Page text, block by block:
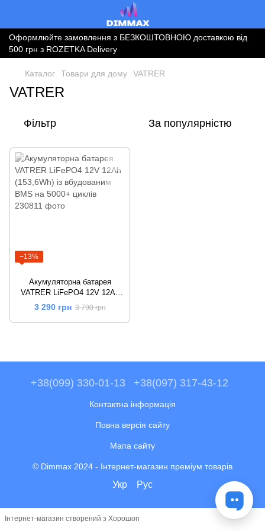
Оформлюйте замовлення з БЕЗКОШТОВНОЮ доставкою від
500 грн з ROZETKA Delivery
Каталог Товари для дому VATRER
VATRER
Фільтр За популярністю
−13%
Акумуляторна батарея
VATRER LiFePO4 12V 12Ah
(153,6Wh) із вбудованим BMS
на 5000+ циклів
3 290 грн 3 790 грн
+38(099) 330-01-13 +38(097) 317-43-12
Контактна інформація
Повна версія сайту
Мапа сайту
© Dimmax 2024 - Інтернет-магазин преміум товарів
Укр Рус
Інтернет-магазин створений з Хорошоп